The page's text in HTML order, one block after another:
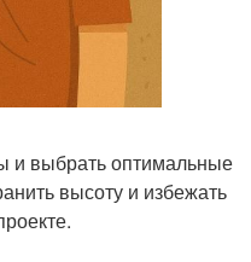
и выбрать оптимальные
высоту и избежать